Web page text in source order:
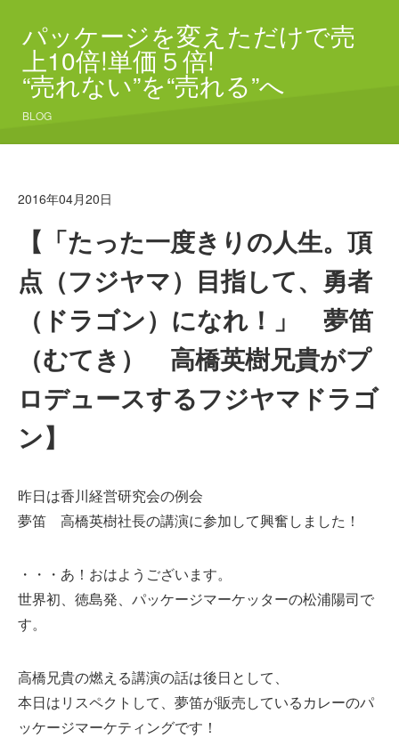
パッケージを変えただけで売
上10倍!単価５倍!
“売れない”を“売れる”へ
BLOG
2016年04月20日
【「たった一度きりの人生。頂
点（フジヤマ）目指して、勇者
（ドラゴン）になれ！」 夢笛
（むてき） 高橋英樹兄貴がプ
ロデュースするフジヤマドラゴ
ン】
昨日は香川経営研究会の例会
夢笛 高橋英樹社長の講演に参加して興奮しました！
・・・あ！おはようございます。
世界初、徳島発、パッケージマーケッターの松浦陽司で
す。
高橋兄貴の燃える講演の話は後日として、
本日はリスペクトして、夢笛が販売しているカレーのパ
ッケージマーケティングです！